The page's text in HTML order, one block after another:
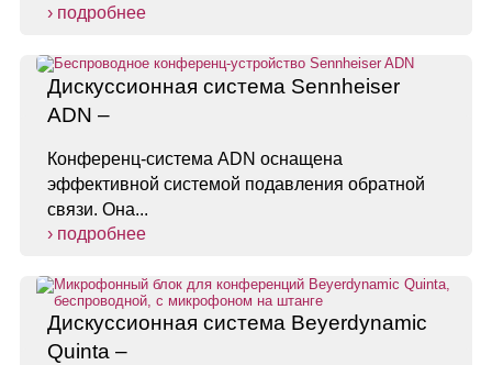
› подробнее
Дискуссионная система Sennheiser
ADN –
Конференц-система ADN оснащена
эффективной системой подавления обратной
связи. Она...
› подробнее
Дискуссионная система Beyerdynamic
Quinta –